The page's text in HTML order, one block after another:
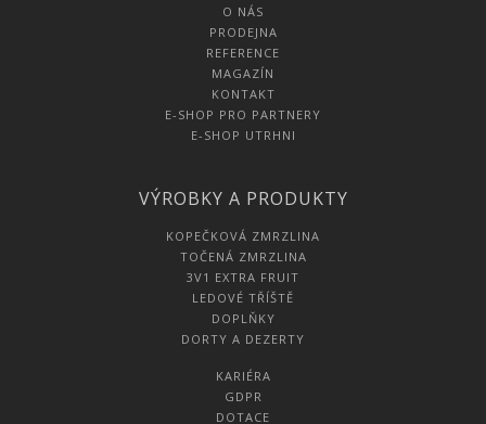
O NÁS
PRODEJNA
REFERENCE
MAGAZÍN
KONTAKT
E-SHOP PRO PARTNERY
E-SHOP UTRHNI
VÝROBKY A PRODUKTY
KOPEČKOVÁ ZMRZLINA
TOČENÁ ZMRZLINA
3V1 EXTRA FRUIT
LEDOVÉ TŘÍŠTĚ
DOPLŇKY
DORTY A DEZERTY
KARIÉRA
GDPR
DOTACE